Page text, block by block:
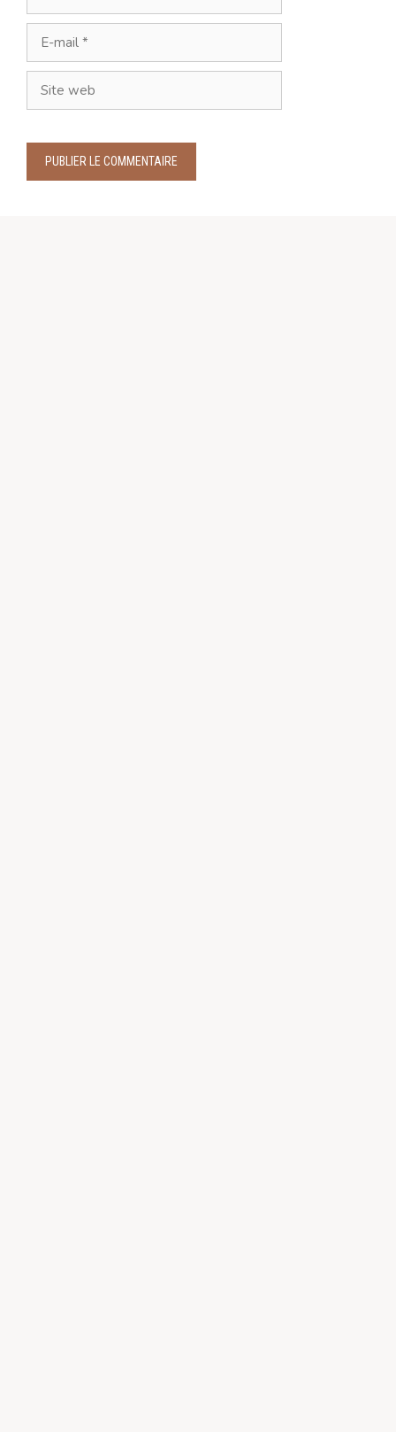
mail
Site
web